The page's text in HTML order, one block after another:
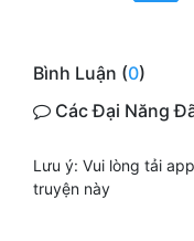
Bình Luận (0)
Các Đại Năng
Lưu ý: Vui lòng tải
truyện này